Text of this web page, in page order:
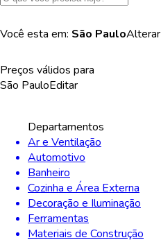
Você esta em: São PauloAlterar
Preços válidos para
São PauloEditar
Departamentos
Ar e Ventilação
Automotivo
Banheiro
Cozinha e Área Externa
Decoração e Iluminação
Ferramentas
Materiais de Construção